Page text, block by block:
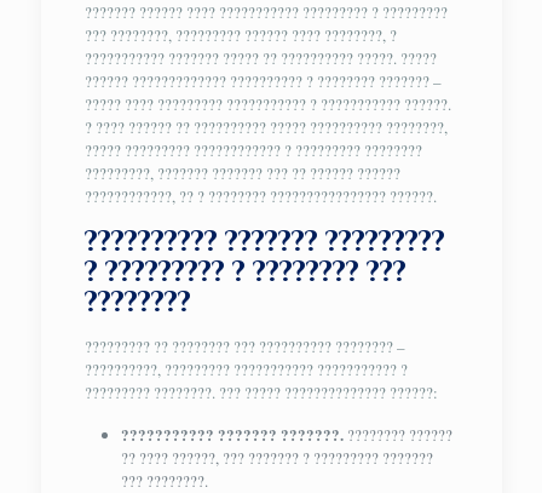
??????? ?????? ???? ??????????? ????????? ? ?????????
??? ????????, ????????? ?????? ???? ????????, ?
??????????? ??????? ????? ?? ?????????? ?????. ?????
?????? ????????????? ?????????? ? ???????? ??????? –
????? ???? ????????? ??????????? ? ??????????? ??????.
? ???? ?????? ?? ?????????? ????? ?????????? ????????,
????? ????????? ???????????? ? ????????? ????????
?????????, ??????? ??????? ??? ?? ?????? ??????
????????????, ?? ? ???????? ???????????????? ??????.
?????????? ??????? ?????????
? ????????? ? ???????? ???
????????
????????? ?? ???????? ??? ?????????? ???????? –
??????????, ????????? ??????????? ??????????? ?
????????? ????????. ??? ????? ?????????????? ??????:
??????????? ??????? ???????.???????? ??????
?? ???? ??????, ??? ??????? ? ????????? ???????
??? ????????.